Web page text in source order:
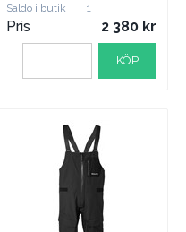
Saldo i butik
1
Pris 2 380
KÖP